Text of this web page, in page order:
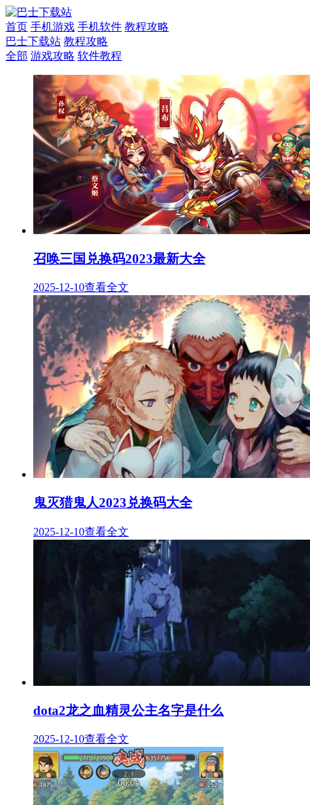
首页 手机游戏 手机软件 教程攻略
巴士下载站 教程攻略
全部 游戏攻略 软件教程
召唤三国兑换码2023最新大全
2025-12-10查看全文
鬼灭猎鬼人2023兑换码大全
2025-12-10查看全文
dota2龙之血精灵公主名字是什么
2025-12-10查看全文